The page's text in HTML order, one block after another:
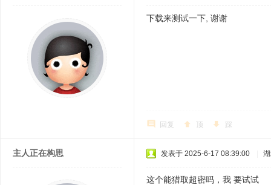
下载来测试一下, 谢谢
回复 顶 踩
主人正在构思 发表于 2025-6-17 08:39:00
这个能猎取超密吗，我 要试试